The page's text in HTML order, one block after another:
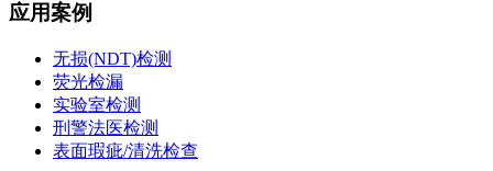
应用案例
无损(NDT)检测
荧光检漏
实验室检测
刑警法医检测
表面瑕疵/清洗检查